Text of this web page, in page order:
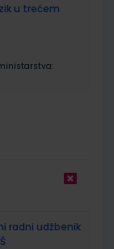
u trećem
radni udžbenik